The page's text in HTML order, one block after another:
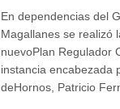
En dependencias del
Magallanes se realizó
nuevoPlan Regulador
instancia encabezada
deHornos, Patricio